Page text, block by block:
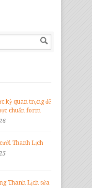
kỳ quan trọng để
chuẩn form
Thanh Lịch
Thanh Lịch sửa